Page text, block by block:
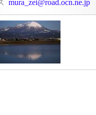
mura_zei@road.ocn.ne.jp